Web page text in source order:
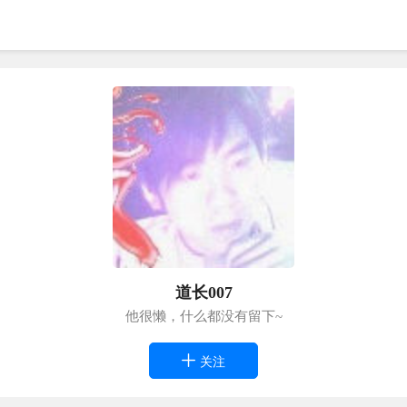
道长007
他很懒，什么都没有留下~
关注